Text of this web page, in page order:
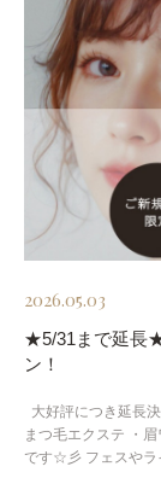
2026.05.03
★5/31まで延長
ン！
大好評につき延長
まつ毛エクステ ・
です☆彡 フェスやラ